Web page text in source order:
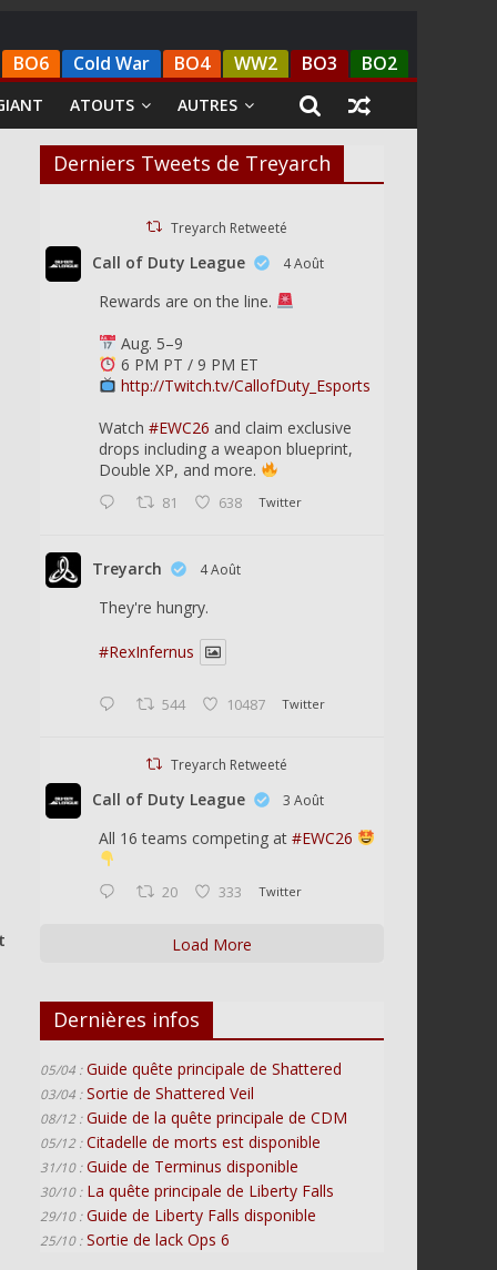
BO6 Cold War BO4 WW2 BO3 BO2
ATOUTS AUTRES
Derniers Tweets de Treyarch
Treyarch Retweeté
Call of Duty League 4 Août
Rewards are on the line.
Aug. 5–9
6 PM PT / 9 PM ET
http://Twitch.tv/CallofDuty_Esports
Watch #EWC26 and claim exclusive
drops including a weapon blueprint,
Double XP, and more.
81 638 Twitter
Treyarch 4 Août
They're hungry.
#RexInfernus
544 10487 Twitter
Treyarch Retweeté
Call of Duty League 3 Août
All 16 teams competing at #EWC26
20 333 Twitter
Load More
Dernières infos
05/04 : Guide quête principale de Shattered
03/04 : Sortie de Shattered Veil
08/12 : Guide de la quête principale de CDM
05/12 : Citadelle de morts est disponible
31/10 : Guide de Terminus disponible
30/10 : La quête principale de Liberty Falls
29/10 : Guide de Liberty Falls disponible
25/10 : Sortie de lack Ops 6